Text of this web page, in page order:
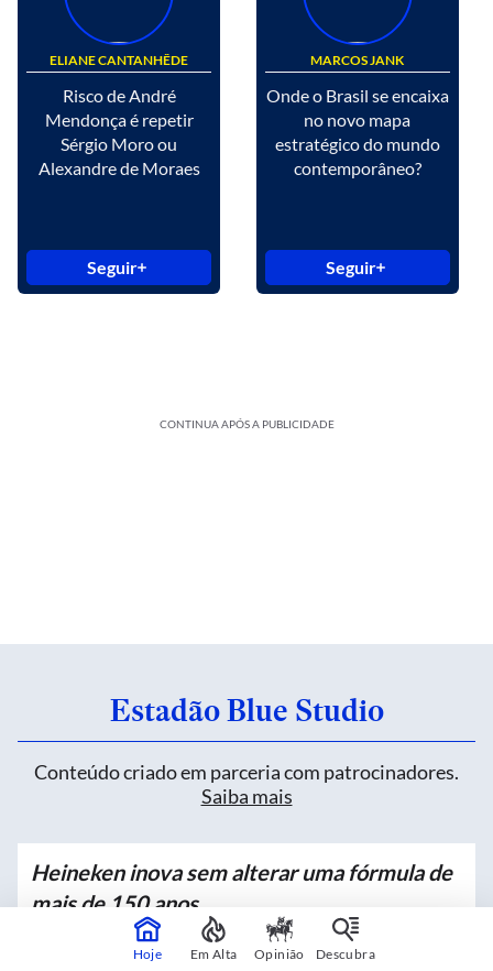
ELIANE CANTANHÊDE
Risco de André
Mendonça é repetir
Sérgio Moro ou
Alexandre de Moraes
Seguir
MARCOS JANK
Onde o Brasil se encaixa
no novo mapa
estratégico do mundo
contemporâneo?
Seguir
CONTINUA APÓS A PUBLICIDADE
Estadão Blue Studio
Conteúdo criado em parceria com patrocinadores.
Saiba mais
Heineken inova sem alterar uma fórmula de
mais de 150 anos
Patrocinado porHoje Em Alta Opinião Descubra